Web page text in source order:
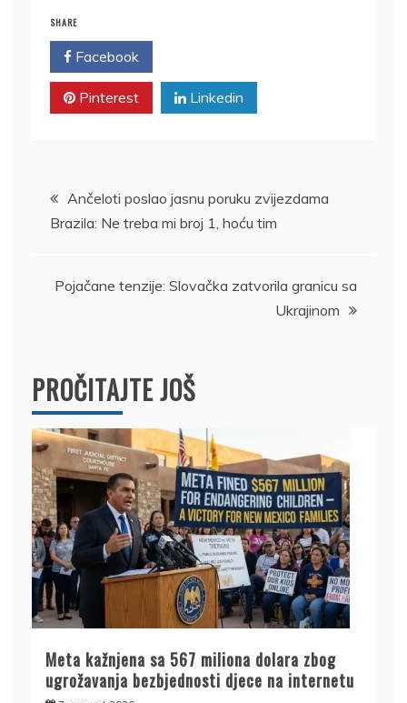
SHARE
Facebook
Pinterest Linkedin
Kretanje
članka
Ančeloti poslao jasnu poruku zvijezdama
Brazila: Ne treba mi broj 1, hoću tim
Pojačane tenzije: Slovačka zatvorila granicu sa
Ukrajinom
PROČITAJTE JOŠ
Meta kažnjena sa 567 miliona dolara zbog
ugrožavanja bezbjednosti djece na internetu